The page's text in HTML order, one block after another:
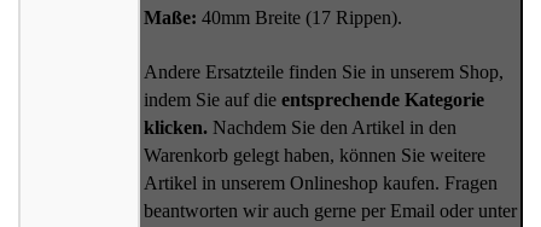
Maße: 40mm Breite (17 Rippen).
Andere Ersatzteile finden Sie in unserem Shop,
indem Sie auf die entsprechende Kategorie
klicken. Nachdem Sie den Artikel in den
Warenkorb gelegt haben, können Sie weitere
Artikel in unserem Onlineshop kaufen. Fragen
beantworten wir auch gerne per Email oder unter